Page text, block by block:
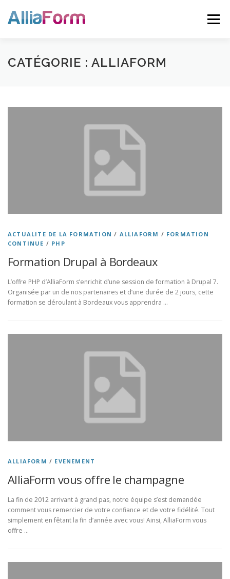
Menu
CATÉGORIE : ALLIAFORM
ACTUALITE DE LA FORMATION / ALLIAFORM / FORMATION
CONTINUE / PHP
Formation Drupal à Bordeaux
L’offre PHP d’AlliaForm s’enrichit d’une session de formation à Drupal 7.
Organisée par un de nos partenaires et d’une durée de 2 jours, cette
formation se déroulant à Bordeaux vous apprendra …
ALLIAFORM / EVENEMENT
AlliaForm vous offre le champagne
La fin de 2012 arrivant à grand pas, notre équipe s’est demandée
comment vous remercier de votre confiance et de votre fidélité. Tout
simplement en fêtant la fin d’année avec vous! Ainsi, AlliaForm vous
offre …